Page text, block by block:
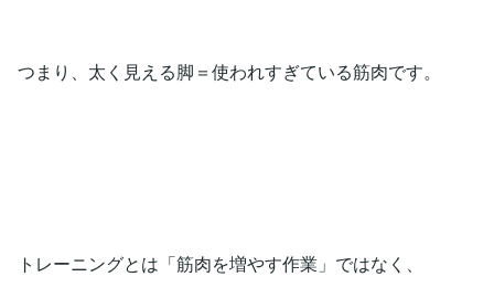
つまり、太く見える脚＝使われすぎている筋肉です。
トレーニングとは「筋肉を増やす作業」ではなく、